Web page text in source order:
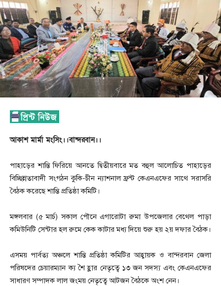
আকাশ মার্মা মংসিং।।বান্দরবান।।
পাহাড়ের শান্তি ফিরিয়ে আনতে দ্বিতীয়বারে মত বহুল আলোচিত পাহাড়ের
বিচ্ছিন্নতাবাদী সংগঠন কুকি-চীন ন্যাশনাল ফ্রন্ট কেএনএফের সাথে সরাসরি
বৈঠক করেছে শান্তি প্রতিষ্ঠা কমিটি।
মঙ্গলবার (৫ মার্চ) সকাল পৌনে এগারোটা রুমা উপজেলার বেথেল পাড়া
কমিউনিটি সেন্টার হল রুমে কেক কাটার মধ্য দিয়ে শুরু হয় ২য় দফার বৈঠক।
এসময় পার্বত্য অঞ্চলে শান্তি প্রতিষ্ঠা কমিটির আহ্বায়ক ও বান্দরবান জেলা
পরিষদের চেয়ারম্যান ক্য শৈ হ্লার নেতৃত্বে ১৩ জন সদস্য এবং কেএনএফের
সাধারণ সম্পাদক লাল জংময় নেতৃত্বে আটজন বৈঠকে অংশ নেন।